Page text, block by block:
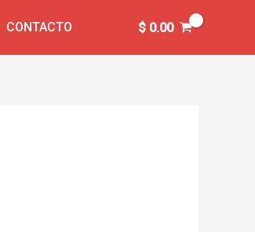
CONTACTO $0.00